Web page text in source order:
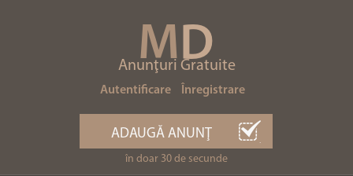
MD
Anunţuri Gratuite
Autentificare Înregistrare
ADAUGĂ ANUNŢ
în doar 30 de secunde